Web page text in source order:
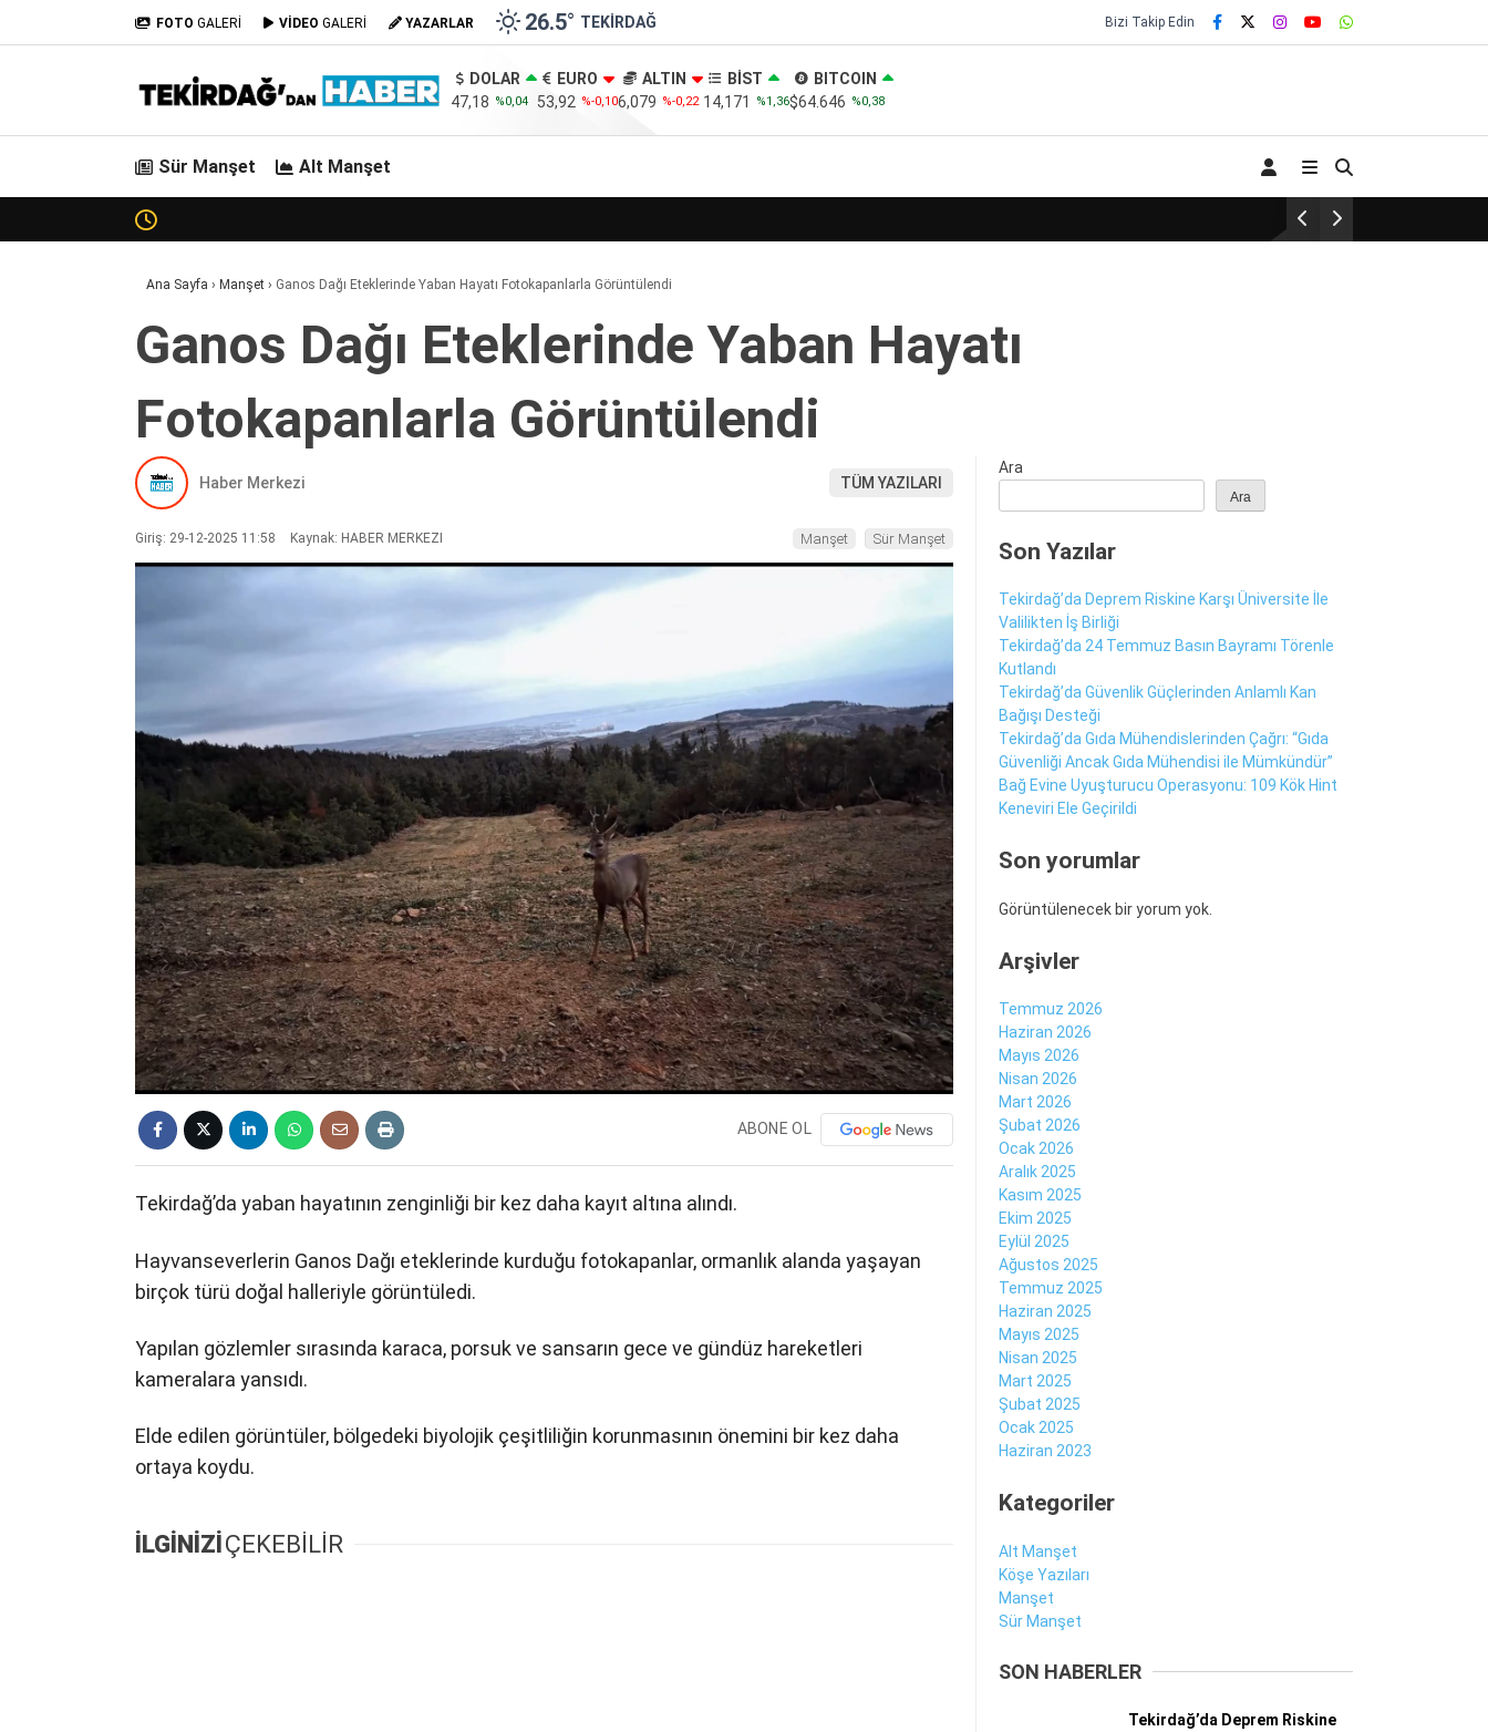
Alt Manşet
FOTO GALERİ VİDEO GALERİ YAZARLAR 26.5° TEKIRDAĞ Bizi Takip Edin
DOLAR
47,18 %0,04
EURO
53,92 %-0,10
ALTIN
6,079 %-0,22
BİST
14,171
%1,36
BITCOIN
$64.646 %0,38
Sür Manşet Alt Manşet
Ana Sayfa › Manşet › Ganos Dağı Eteklerinde Yaban Hayatı Fotokapanlarla Görüntülendi
Ganos Dağı Eteklerinde Yaban Hayatı
Fotokapanlarla Görüntülendi
Haber Merkezi TÜM YAZILARI
Giriş: 29-12-2025 11:58 Kaynak: HABER MERKEZI Manşet Sür Manşet
ABONE OL
Tekirdağ’da yaban hayatının zenginliği bir kez daha kayıt altına alındı.
Hayvanseverlerin Ganos Dağı eteklerinde kurduğu fotokapanlar, ormanlık alanda yaşayan
birçok türü doğal halleriyle görüntüledi.
Yapılan gözlemler sırasında karaca, porsuk ve sansarın gece ve gündüz hareketleri
kameralara yansıdı.
Elde edilen görüntüler, bölgedeki biyolojik çeşitliliğin korunmasının önemini bir kez daha
ortaya koydu.
İLGİNİZİÇEKEBİLİR
Ara
Ara
Son Yazılar
Tekirdağ’da Deprem Riskine Karşı Üniversite İle
Valilikten İş Birliği
Tekirdağ’da 24 Temmuz Basın Bayramı Törenle
Kutlandı
Tekirdağ’da Güvenlik Güçlerinden Anlamlı Kan
Bağışı Desteği
Tekirdağ’da Gıda Mühendislerinden Çağrı: “Gıda
Güvenliği Ancak Gıda Mühendisi ile Mümkündür”
Bağ Evine Uyuşturucu Operasyonu: 109 Kök Hint
Keneviri Ele Geçirildi
Son yorumlar
Görüntülenecek bir yorum yok.
Arşivler
Temmuz 2026
Haziran 2026
Mayıs 2026
Nisan 2026
Mart 2026
Şubat 2026
Ocak 2026
Aralık 2025
Kasım 2025
Ekim 2025
Eylül 2025
Ağustos 2025
Temmuz 2025
Haziran 2025
Mayıs 2025
Nisan 2025
Mart 2025
Şubat 2025
Ocak 2025
Haziran 2023
Kategoriler
Alt Manşet
Köşe Yazıları
Manşet
Sür Manşet
SON HABERLER
Tekirdağ’da Deprem Riskine